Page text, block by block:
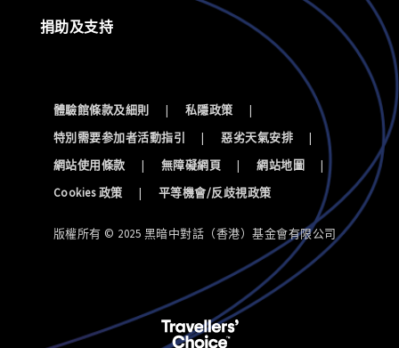
捐助及支持
體驗館條款及細則 私隱政策
特別需要参加者活動指引
惡劣天氣安排
網站使用條款
無障礙網頁 網站地圖
Cookies 政策
平等機會/反歧視政策
版權所有 © 2025 黑暗中對話（香港）基金會有限公司